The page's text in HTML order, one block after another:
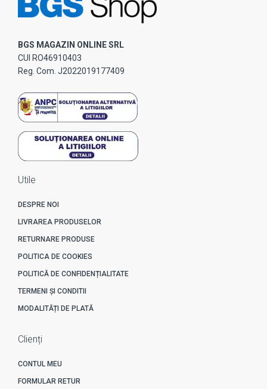
BGS MAGAZIN ONLINE SRL
CUI RO46910403
Reg. Com. J2022019177409
Utile
DESPRE NOI
LIVRAREA PRODUSELOR
RETURNARE PRODUSE
POLITICA DE COOKIES
POLITICĂ DE CONFIDENȚIALITATE
TERMENI ȘI CONDITII
MODALITĂȚI DE PLATĂ
Clienți
CONTUL MEU
FORMULAR RETUR